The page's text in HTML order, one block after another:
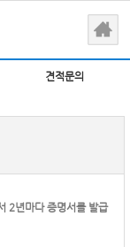
견적문의
2년마다 증명서를 발급